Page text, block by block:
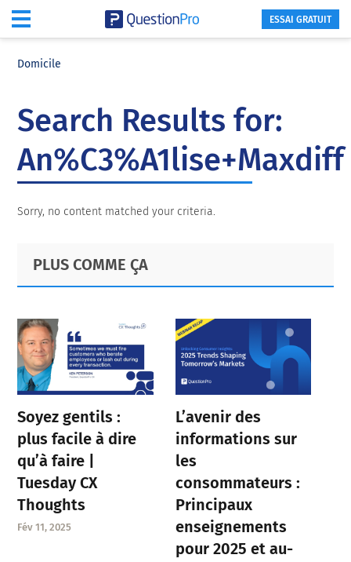
ESSAI GRATUIT
Domicile
Search Results for:
An%C3%A1lise+Maxdiff
Sorry, no content matched your criteria.
Primary
Sidebar
Footer
PLUS COMME ÇA
Soyez gentils :
plus facile à dire
qu’à faire |
Tuesday CX
Thoughts
Fév 11, 2025
L’avenir des
informations sur
les
consommateurs :
Principaux
enseignements
pour 2025 et au-